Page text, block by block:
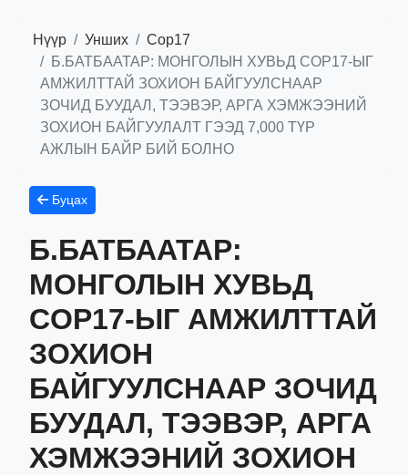
Нүүр Унших
Сор17
Б.БАТБААТАР: МОНГОЛЫН ХУВЬД COP17-ЫГ
АМЖИЛТТАЙ ЗОХИОН БАЙГУУЛСНААР
ЗОЧИД БУУДАЛ, ТЭЭВЭР, АРГА ХЭМЖЭЭНИЙ
ЗОХИОН БАЙГУУЛАЛТ ГЭЭД 7,000 ТҮР
АЖЛЫН БАЙР БИЙ БОЛНО
Буцах
Б.БАТБААТАР:
МОНГОЛЫН ХУВЬД
COP17-ЫГ АМЖИЛТТАЙ
ЗОХИОН
БАЙГУУЛСНААР ЗОЧИД
БУУДАЛ, ТЭЭВЭР, АРГА
ХЭМЖЭЭНИЙ ЗОХИОН